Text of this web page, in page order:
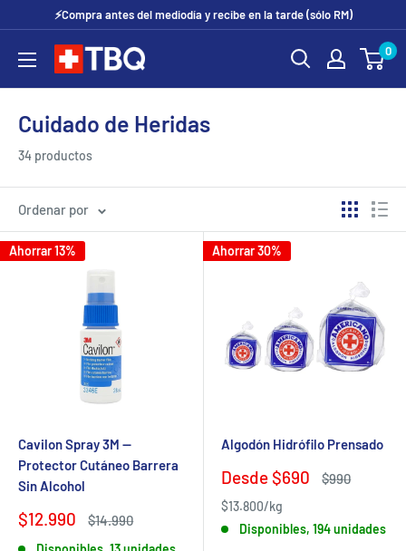
contenido
⚡Compra antes del mediodía y recibe en la tarde (sólo RM)
tubotiquin.cl 0
Cuidado de Heridas
34 productos
Ordenar por
Ahorrar 13%
Cavilon Spray 3M —
Protector Cutáneo Barrera
Sin Alcohol
Precio
$12.990
Precio
$14.990
Ahorrar 30%
Algodón Hidrófilo Prensado
Precio
venta
Desde $690
Precio
$990
$13.800/kg
Disponibles, 194 unidades